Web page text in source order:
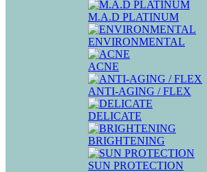
M.A.D PLATINUM
ENVIRONMENTAL
ACNE
ANTI-AGING / FLEX
DELICATE
BRIGHTENING
SUN PROTECTION